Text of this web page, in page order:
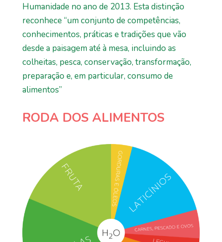
Humanidade no ano de 2013. Esta distinção
reconhece “um conjunto de competências,
conhecimentos, práticas e tradições que vão
desde a paisagem até à mesa, incluindo as
colheitas, pesca, conservação, transformação,
preparação e, em particular, consumo de
alimentos”
RODA DOS ALIMENTOS